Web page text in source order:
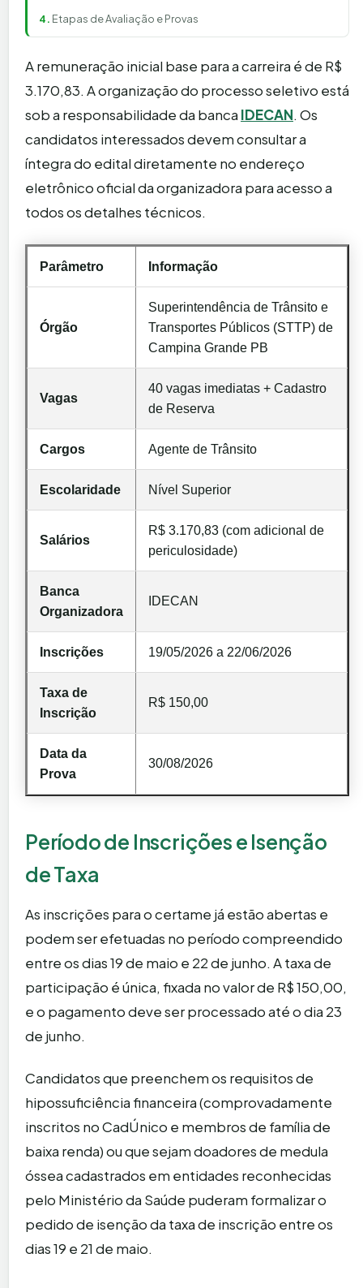
Etapas de Avaliação e Provas
A remuneração inicial base para a carreira é de R$
3.170,83. A organização do processo seletivo está
sob a responsabilidade da banca IDECAN. Os
candidatos interessados devem consultar a
íntegra do edital diretamente no endereço
eletrônico oficial da organizadora para acesso a
todos os detalhes técnicos.
Parâmetro Informação
Órgão
Superintendência de Trânsito e
Transportes Públicos (STTP) de
Campina Grande PB
Vagas
40 vagas imediatas + Cadastro
de Reserva
Cargos Agente de Trânsito
Escolaridade Nível Superior
Salários
R$ 3.170,83 (com adicional de
periculosidade)
Banca
Organizadora
IDECAN
Inscrições 19/05/2026 a 22/06/2026
Taxa de
Inscrição
R$ 150,00
Data da
Prova
30/08/2026
Período de Inscrições e Isenção
de Taxa
As inscrições para o certame já estão abertas e
podem ser efetuadas no período compreendido
entre os dias 19 de maio e 22 de junho. A taxa de
participação é única, fixada no valor de R$ 150,00,
e o pagamento deve ser processado até o dia 23
de junho.
Candidatos que preenchem os requisitos de
hipossuficiência financeira (comprovadamente
inscritos no CadÚnico e membros de família de
baixa renda) ou que sejam doadores de medula
óssea cadastrados em entidades reconhecidas
pelo Ministério da Saúde puderam formalizar o
pedido de isenção da taxa de inscrição entre os
dias 19 e 21 de maio.